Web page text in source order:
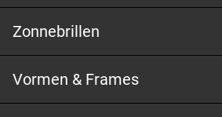
Zonnebrillen
Vormen & Frames